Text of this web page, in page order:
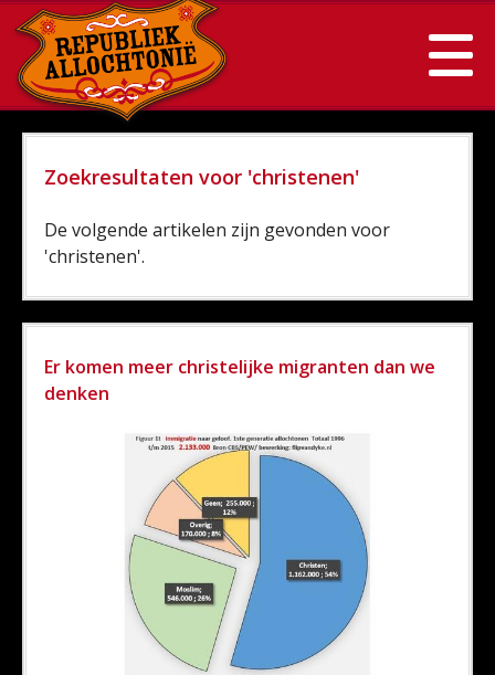
Zoekresultaten voor 'christenen'
De volgende artikelen zijn gevonden voor
'christenen'.
Er komen meer christelijke migranten dan we
denken